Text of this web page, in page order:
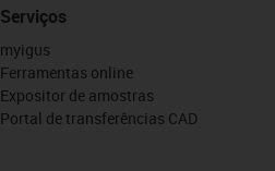
Serviços
myigus
Ferramentas online
Expositor de amostras
Portal de transferências CAD